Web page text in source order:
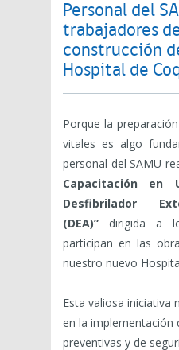
Personal del
trabajadores
construcción
Hospital de
Porque la
vitales es algo
personal del SAMU
Capacitación en
Desfibrilador
(DEA)” dirigida a
participan en las
nuestro nuevo
Esta valiosa iniciativa
en la implementación
preventivas y de